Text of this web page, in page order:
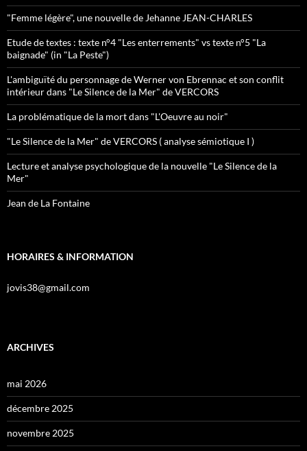
"Femme légère", une nouvelle de Jehanne JEAN-CHARLES
Etude de textes : texte n°4 "Les enterrements" vs texte n°5 "La
baignade" (in "La Peste")
L'ambiguïté du personnage de Werner von Ebrennac et son conflit
intérieur dans "Le Silence de la Mer" de VERCORS
La problématique de la mort dans "L'Oeuvre au noir"
"Le Silence de la Mer" de VERCORS ( analyse sémiotique I )
Lecture et analyse psychologique de la nouvelle "Le Silence de la
Mer"
Jean de La Fontaine
HORAIRES & INFORMATION
jovis38@gmail.com
ARCHIVES
mai 2026
décembre 2025
novembre 2025